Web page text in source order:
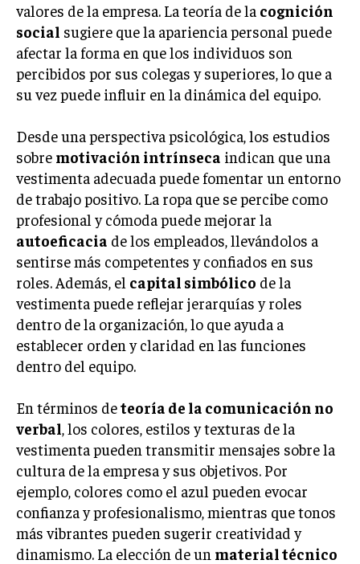
INVESTIGACIÓN DE MERCADO
ANÁLISIS DE COMPETENCIA
GESTIÓN DE CLIENTES
INNOVACIÓN EMPRESARIAL
GESTIÓN DEL CAMBIO
LIDERAZGO
HABILIDADES DIRECTIVAS
EMPRENDIMIENTO
PLANIFICACIÓN EMPRESARIAL
FINANZAS
FINANZAS Y CONTABILIDAD
GESTIÓN DE RECURSOS FINANCIEROS
INVERSIONES Y MERCADOS FINANCIEROS
CONTABILIDAD EMPRESARIAL
ECONOMÍA EMPRESARIAL
INTERNACIONAL
NEGOCIOS INTERNACIONALES
COMERCIO INTERNACIONAL
valores de la empresa. La teoría de la cognición
social sugiere que la apariencia personal puede
afectar la forma en que los individuos son
percibidos por sus colegas y superiores, lo que a
su vez puede influir en la dinámica del equipo.
Desde una perspectiva psicológica, los estudios
sobre motivación intrínseca indican que una
vestimenta adecuada puede fomentar un entorno
de trabajo positivo. La ropa que se percibe como
profesional y cómoda puede mejorar la
autoeficacia de los empleados, llevándolos a
sentirse más competentes y confiados en sus
roles. Además, el capital simbólico de la
vestimenta puede reflejar jerarquías y roles
dentro de la organización, lo que ayuda a
establecer orden y claridad en las funciones
dentro del equipo.
En términos deteoría de la comunicación no
verbal, los colores, estilos y texturas de la
vestimenta pueden transmitir mensajes sobre la
cultura de la empresa y sus objetivos. Por
ejemplo, colores como el azul pueden evocar
confianza y profesionalismo, mientras que tonos
más vibrantes pueden sugerir creatividad y
dinamismo. La elección de un material técnico